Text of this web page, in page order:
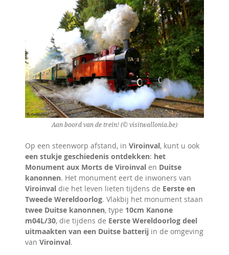
Aan boord van de trein! (© visitwallonia.be)
Op een steenworp afstand, in Viroinval, kunt u ook
een stukje geschiedenis ontdekken: het
Monument aux Morts de Viroinval en Duitse
kanonnen. Het monument eert de inwoners van
Viroinval die het leven lieten tijdens de Eerste en
Tweede Wereldoorlog. Vlakbij het monument staan
twee Duitse kanonnen, type 10cm Kanone
m04L/30, die tijdens de Eerste Wereldoorlog deel
uitmaakten van een Duitse batterij in de omgeving
van Viroinval.